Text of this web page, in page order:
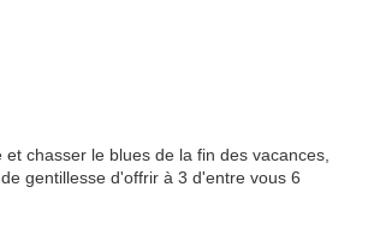
chasser le blues de la fin des vacances,
gentillesse d'offrir à 3 d'entre vous 6